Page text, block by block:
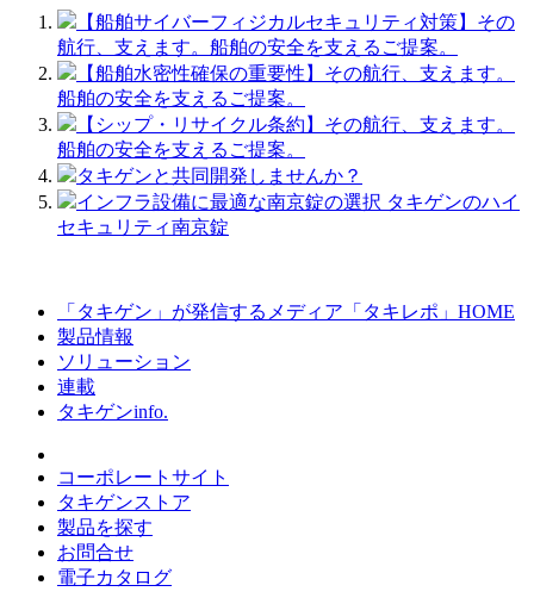
【船舶サイバーフィジカルセキュリティ対策】その
航行、支えます。船舶の安全を支えるご提案。
【船舶水密性確保の重要性】その航行、支えます。
船舶の安全を支えるご提案。
【シップ・リサイクル条約】その航行、支えます。
船舶の安全を支えるご提案。
タキゲンと共同開発しませんか？
インフラ設備に最適な南京錠の選択 タキゲンのハイ
セキュリティ南京錠
「タキゲン」が発信するメディア「タキレポ」HOME
製品情報
ソリューション
連載
タキゲンinfo.
コーポレートサイト
タキゲンストア
製品を探す
お問合せ
電子カタログ